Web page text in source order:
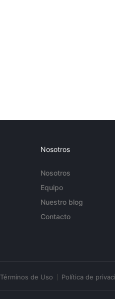
Nosotros
Nosotros
Equipo
Nuestro blog
Contacto
Términos de Uso Política de